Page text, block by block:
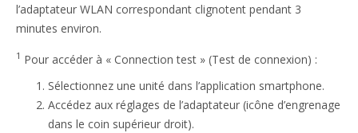
l’adaptateur WLAN correspondant clignotent pendant 3
minutes environ.
1 Pour accéder à « Connection test » (Test de connexion) :
Sélectionnez une unité dans l’application smartphone.
Accédez aux réglages de l’adaptateur (icône d’engrenage
dans le coin supérieur droit).